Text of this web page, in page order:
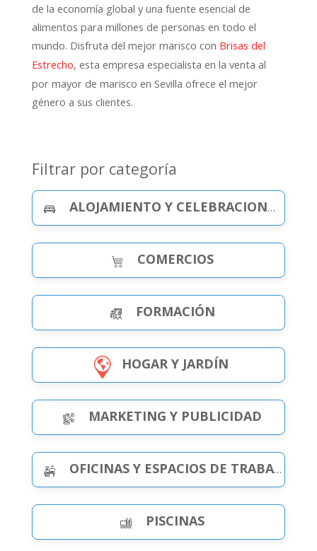
de la economía global y una fuente esencial de
alimentos para millones de personas en todo el
mundo. Disfruta del mejor marisco con Brisas del
Estrecho, esta empresa especialista en la venta al
por mayor de marisco en Sevilla ofrece el mejor
género a sus clientes.
Filtrar por categoría
ALOJAMIENTO Y CELEBRACIONES
COMERCIOS
FORMACIÓN
HOGAR Y JARDÍN
MARKETING Y PUBLICIDAD
OFICINAS Y ESPACIOS DE TRABAJO
PISCINAS